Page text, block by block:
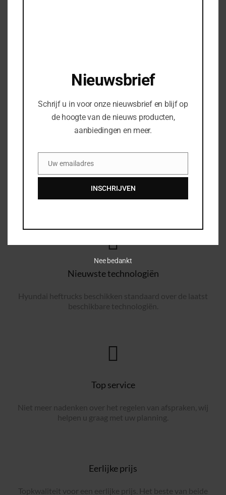
Nieuwste technologiën
Hyundai heftrucks beschikken standaard over de laatst
beschikbare technologiën.
Top service
Niet meer nadenken over het regelen van afspraken, wij
helpen u graag met uw planning.
Eerlijke prijs
Topkwaliteit voor een eerlijke prijs. Het beste van beide
Nieuwsbrief
Schrijf u in voor onze nieuwsbrief en blijf op
de hoogte van de nieuws producten,
aanbiedingen en meer.
EmailUw emailadres
INSCHRIJVEN
Nee bedankt